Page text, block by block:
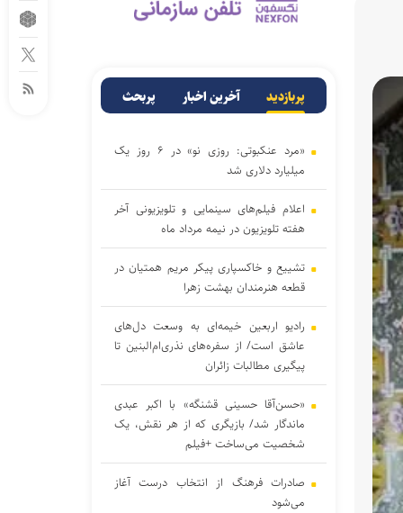
پربازدید آخرین اخبار پربحث
«مرد عنکبوتی: روزی نو» در ۶ روز یک
میلیارد دلاری شد
اعلام فیلم‌های سینمایی و تلویزیونی آخر
هفته تلویزیون در نیمه مرداد ماه
تشییع و خاکسپاری پیکر مریم همتیان در
قطعه هنرمندان بهشت زهرا
رادیو اربعین خیمه‌ای به وسعت دل‌های
عاشق است/ از سفره‌های نذری‌ام‌البنین تا
پیگیری مطالبات زائران
«حسن‌آقا حسینی قشنگه» با اکبر عبدی
ماندگار شد/ بازیگری که از هر نقش، یک
شخصیت می‌ساخت +فیلم
صادرات فرهنگ از انتخاب درست آغاز
می‌شود